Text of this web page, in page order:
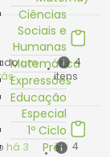
Ciências
Sociais e
Humanas
Matemática
Expressões
Educação
Especial
1º Ciclo
Pré-
um
•
4
itens
há 3
•
4